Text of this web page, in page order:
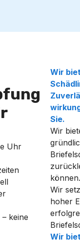
Uhr
keine
Wir
Sie.
Wir
können.
Wir
hoher
Wir